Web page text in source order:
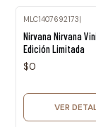
MLC1407692173|
Nirvana Nirvana
Edición Limitada
$0
VER